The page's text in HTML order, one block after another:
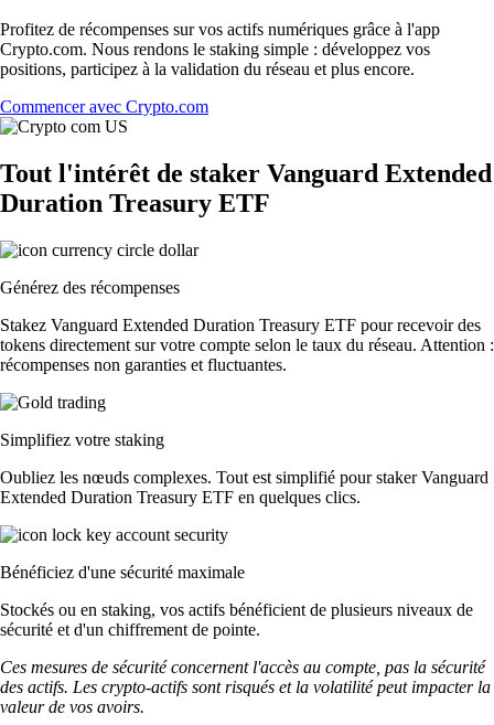
Profitez de récompenses sur vos actifs numériques grâce à l'app
Crypto.com. Nous rendons le staking simple : développez vos
positions, participez à la validation du réseau et plus encore.
Commencer avec Crypto.com
Tout l'intérêt de staker Vanguard Extended
Duration Treasury ETF
Générez des récompenses
Stakez Vanguard Extended Duration Treasury ETF pour recevoir des
tokens directement sur votre compte selon le taux du réseau. Attention :
récompenses non garanties et fluctuantes.
Simplifiez votre staking
Oubliez les nœuds complexes. Tout est simplifié pour staker Vanguard
Extended Duration Treasury ETF en quelques clics.
Bénéficiez d'une sécurité maximale
Stockés ou en staking, vos actifs bénéficient de plusieurs niveaux de
sécurité et d'un chiffrement de pointe.
Ces mesures de sécurité concernent l'accès au compte, pas la sécurité
des actifs. Les crypto-actifs sont risqués et la volatilité peut impacter la
valeur de vos avoirs.